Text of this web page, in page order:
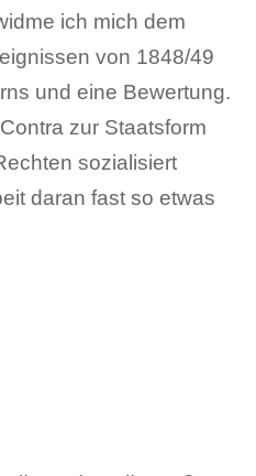
ich mich dem
von 1848/49
und eine Bewertung.
zur Staatsform
sozialisiert
daran fast so etwas